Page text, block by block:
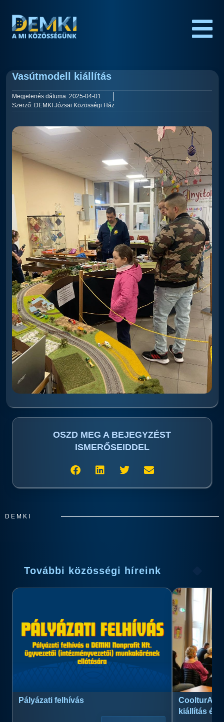
Vasútmodell kiállítás
Megjelenés dátuma: 2025-04-01
Szerző: DEMKI Józsai Közösségi Ház
OSZD MEG A BEJEGYZÉST
ISMERŐSEIDDEL
DEMKI
További közösségi híreink
Pályázati felhívás
kiállítás és